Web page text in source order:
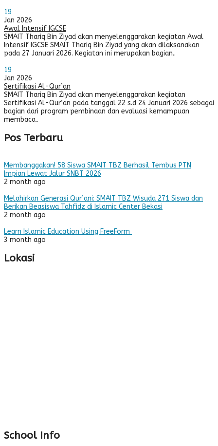
19
Jan 2026
Awal Intensif IGCSE
SMAIT Thariq Bin Ziyad akan menyelenggarakan kegiatan Awal
Intensif IGCSE SMAIT Thariq Bin Ziyad yang akan dilaksanakan
pada 27 Januari 2026. Kegiatan ini merupakan bagian..
19
Jan 2026
Sertifikasi Al-Qur’an
SMAIT Thariq Bin Ziyad akan menyelenggarakan kegiatan
Sertifikasi Al-Qur’an pada tanggal 22 s.d 24 Januari 2026 sebagai
bagian dari program pembinaan dan evaluasi kemampuan
membaca..
Pos Terbaru
Membanggakan! 58 Siswa SMAIT TBZ Berhasil Tembus PTN
Impian Lewat Jalur SNBT 2026
2 month ago
Melahirkan Generasi Qur’ani: SMAIT TBZ Wisuda 271 Siswa dan
Berikan Beasiswa Tahfidz di Islamic Center Bekasi
2 month ago
Learn Islamic Education Using FreeForm
3 month ago
Lokasi
School Info